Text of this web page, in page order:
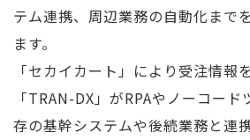
テム連携、周辺業務の自動化まで
ます。
「セカイカート」により受注情報
「TRAN-DX」がRPAやノーコー
存の基幹システムや後続業務と連